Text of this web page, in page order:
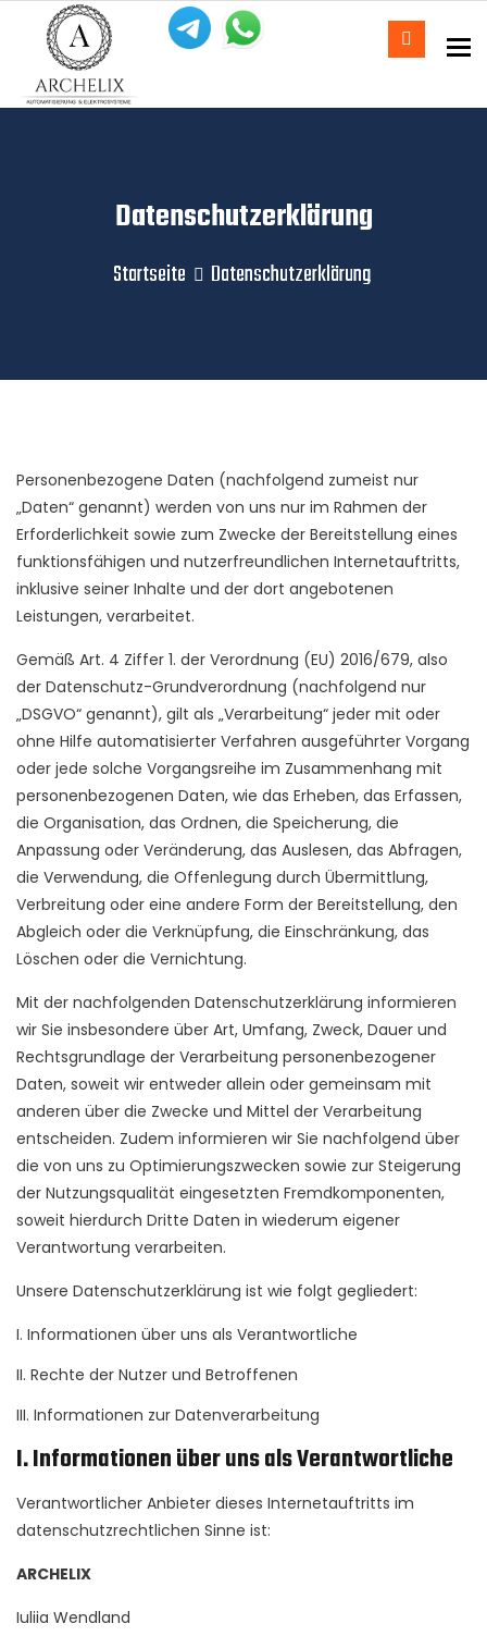
Datenschutzerklärung
Startseite Datenschutzerklärung
Personenbezogene Daten (nachfolgend zumeist nur
„Daten“ genannt) werden von uns nur im Rahmen der
Erforderlichkeit sowie zum Zwecke der Bereitstellung eines
funktionsfähigen und nutzerfreundlichen Internetauftritts,
inklusive seiner Inhalte und der dort angebotenen
Leistungen, verarbeitet.
Gemäß Art. 4 Ziffer 1. der Verordnung (EU) 2016/679, also
der Datenschutz-Grundverordnung (nachfolgend nur
„DSGVO“ genannt), gilt als „Verarbeitung“ jeder mit oder
ohne Hilfe automatisierter Verfahren ausgeführter Vorgang
oder jede solche Vorgangsreihe im Zusammenhang mit
personenbezogenen Daten, wie das Erheben, das Erfassen,
die Organisation, das Ordnen, die Speicherung, die
Anpassung oder Veränderung, das Auslesen, das Abfragen,
die Verwendung, die Offenlegung durch Übermittlung,
Verbreitung oder eine andere Form der Bereitstellung, den
Abgleich oder die Verknüpfung, die Einschränkung, das
Löschen oder die Vernichtung.
Mit der nachfolgenden Datenschutzerklärung informieren
wir Sie insbesondere über Art, Umfang, Zweck, Dauer und
Rechtsgrundlage der Verarbeitung personenbezogener
Daten, soweit wir entweder allein oder gemeinsam mit
anderen über die Zwecke und Mittel der Verarbeitung
entscheiden. Zudem informieren wir Sie nachfolgend über
die von uns zu Optimierungszwecken sowie zur Steigerung
der Nutzungsqualität eingesetzten Fremdkomponenten,
soweit hierdurch Dritte Daten in wiederum eigener
Verantwortung verarbeiten.
Unsere Datenschutzerklärung ist wie folgt gegliedert:
I. Informationen über uns als Verantwortliche
II. Rechte der Nutzer und Betroffenen
III. Informationen zur Datenverarbeitung
I. Informationen über uns als Verantwortliche
Verantwortlicher Anbieter dieses Internetauftritts im
datenschutzrechtlichen Sinne ist:
ARCHELIX
Iuliia Wendland